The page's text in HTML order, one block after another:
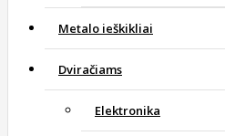
Metalo ieškikliai
Dviračiams
Elektronika